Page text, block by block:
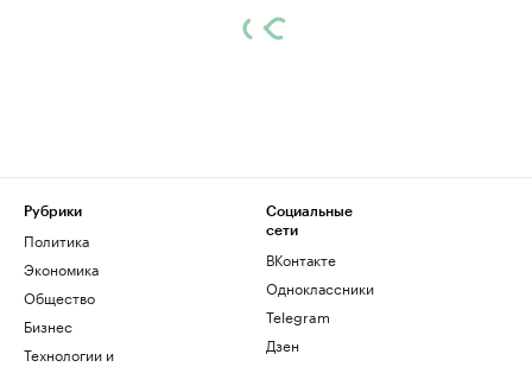
Рубрики
Политика
Экономика
Общество
Бизнес
Технологии и
Социальные
сети
ВКонтакте
Одноклассники
Telegram
Дзен